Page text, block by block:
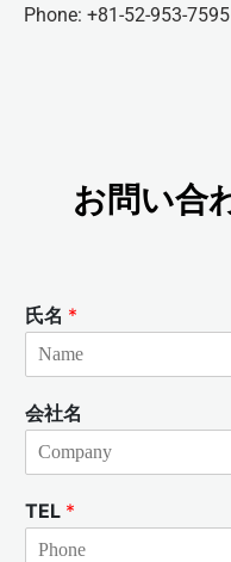
Phone: +81-52-953-7595
お問い合
氏名 *
会社名
TEL *